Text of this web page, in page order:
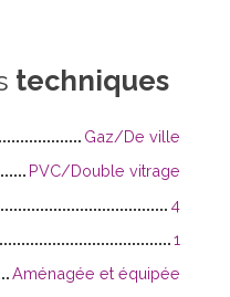
techniques
Gaz/De ville
PVC/Double vitrage
4
1
Aménagée et équipée